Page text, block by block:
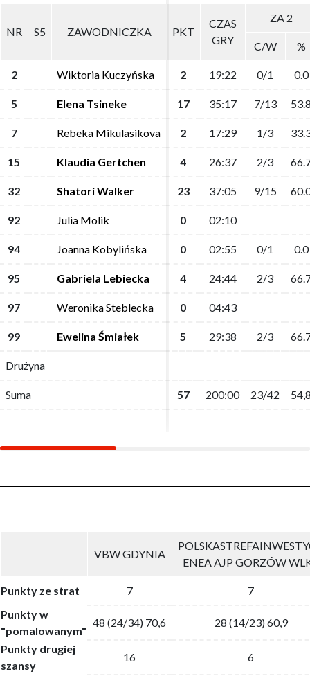
NR S5 ZAWODNICZKA PKT
CZAS
GRY
ZA 2
C/W %
2 Wiktoria Kuczyńska 2 19:22 0/1 0.0
5 Elena Tsineke 17 35:17 7/13
7 Rebeka Mikulasikova 2 17:29 1/3
15 Klaudia Gertchen 4 26:37 2/3
32 Shatori Walker 23 37:05 9/15
92 Julia Molik 0 02:10
94 Joanna Kobylińska 0 02:55 0/1 0.0
95 Gabriela Lebiecka 4 24:44 2/3
97 Weronika Steblecka 0 04:43
99 Ewelina Śmiałek 5 29:38 2/3
Drużyna
Suma 57 200:00 23/42
NR S5 ZAWODNICZKA PKT
CZAS
GRY
ZA 2
C/W %
2 Wiktoria Kuczyńska 2 19:22 0/1 0.0
5 Elena Tsineke 17 35:17 7/13
7 Rebeka Mikulasikova 2 17:29 1/3
15 Klaudia Gertchen 4 26:37 2/3
32 Shatori Walker 23 37:05 9/15
92 Julia Molik 0 02:10
94 Joanna Kobylińska 0 02:55 0/1 0.0
95 Gabriela Lebiecka 4 24:44 2/3
97 Weronika Steblecka 0 04:43
99 Ewelina Śmiałek 5 29:38 2/3
Drużyna
Suma 57 200:00 23/42
VBW GDYNIA
ENEA AJP GORZÓW
Punkty ze strat 7
7
Punkty w
"pomalowanym"
48 (24/34) 70,6
28 (14/23) 60,9
Punkty drugiej
szansy
16
6